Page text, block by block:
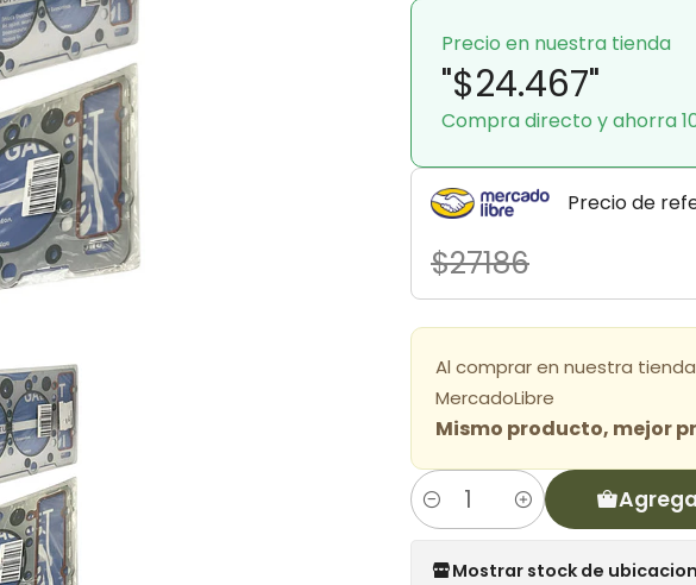
Precio en nuestra tienda
"$24.467"
Compra directo y ahorra
Precio de
$27186
Al comprar en nuestra
MercadoLibre
Mismo producto, mejor
Cantidad
Mostrar stock de